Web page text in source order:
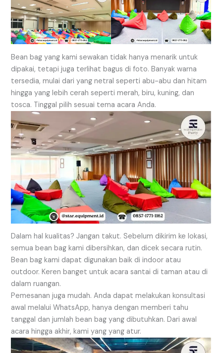
Bean bag yang kami sewakan tidak hanya menarik untuk
dipakai, tetapi juga terlihat bagus di foto. Banyak warna
tersedia, mulai dari yang netral seperti abu-abu dan hitam
hingga yang lebih cerah seperti merah, biru, kuning, dan
tosca. Tinggal pilih sesuai tema acara Anda.
Dalam hal kualitas? Jangan takut. Sebelum dikirim ke lokasi,
semua bean bag kami dibersihkan, dan dicek secara rutin.
Bean bag kami dapat digunakan baik di indoor atau
outdoor. Keren banget untuk acara santai di taman atau di
dalam ruangan.
Pemesanan juga mudah. Anda dapat melakukan konsultasi
awal melalui WhatsApp, hanya dengan memberi tahu
tanggal dan jumlah bean bag yang dibutuhkan. Dari awal
acara hingga akhir, kami yang yang atur.